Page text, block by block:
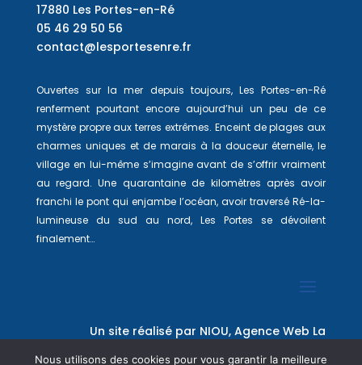
17880 Les Portes-en-Ré
05 46 29 50 56
contact@lesportesenre.fr
Ouvertes sur la mer depuis toujours, Les Portes-en-Ré
renferment pourtant encore aujourd’hui un peu de ce
mystère propre aux terres extrêmes. Enceint de plages aux
charmes uniques et de marais à la douceur éternelle, le
village en lui-même s’imagine avant de s’offrir vraiment
au regard. Une quarantaine de kilomètres après avoir
franchi le pont qui enjambe l’océan, avoir traversé Ré-la-
lumineuse du sud au nord, Les Portes se dévoilent
finalement…
Un site réalisé par NIOU, Agence Web La
Nous utilisons des cookies pour vous garantir la meilleure